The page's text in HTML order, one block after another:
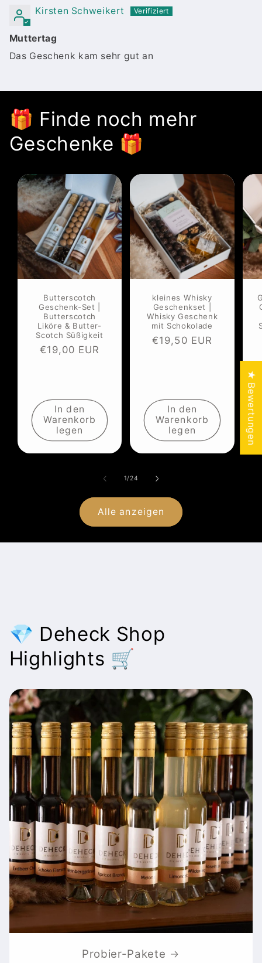
Kirsten Schweikert
Muttertag
Das Geschenk kam sehr gut an
🎁 Finde noch mehr
Geschenke 🎁
Butterscotch
Geschenk-Set |
Butterscotch
Liköre & Butter-
Scotch Süßigkeit
Normaler
€19,00 EUR
In den
Warenkorb
legen
kleines Whisky
Geschenkset |
Whisky Geschenk
mit Schokolade
Normaler
€19,50 EUR
In den
Warenkorb
legen
1/von
24
Alle anzeigen
💎 Deheck Shop
Highlights 🛒
Probier-Pakete
★ Bewertungen